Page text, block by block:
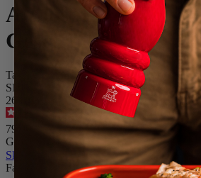
Atmosphère
Geschenkbox
Tasting Set mit je 2 Gläsern, Kühlsockeln
SKU
266196
4.7 -229 Bewertungen
79,90 €
Größe
Skip the carrousel
Farbe